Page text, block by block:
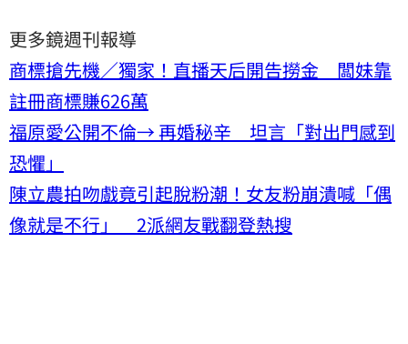
更多鏡週刊報導
商標搶先機／獨家！直播天后開告撈金 闆妹靠
註冊商標賺626萬
福原愛公開不倫→ 再婚秘辛 坦言「對出門感到
恐懼」
陳立農拍吻戲竟引起脫粉潮！女友粉崩潰喊「偶
像就是不行」 2派網友戰翻登熱搜